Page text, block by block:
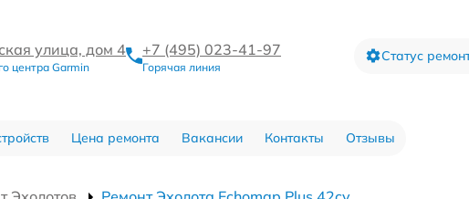
улица, дом 4
центра Garmin
+7 (495) 023-41-97
Горячая линия
Статус
Цена ремонта Вакансии Контакты Отзывы